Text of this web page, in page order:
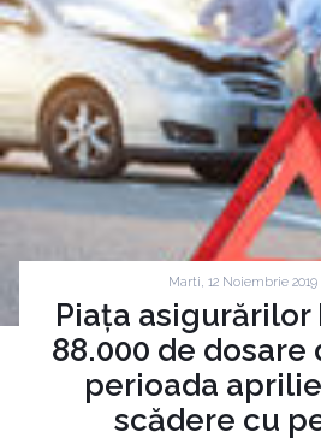
Marti, 12 Noiembrie 2019 |
Piața asigurărilor
88.000 de dosare
perioada
scădere cu